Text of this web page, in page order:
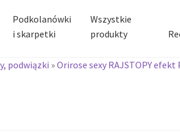
Podkolanówki
i skarpetki
Wszystkie
produkty
podwiązki »Orirose sexy RAJSTOPY